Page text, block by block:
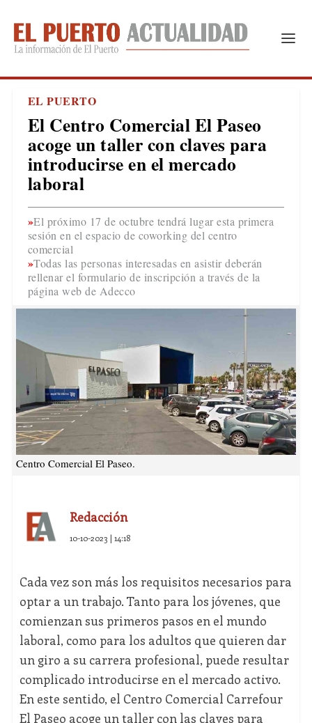
EL PUERTO
El Centro Comercial El Paseo
acoge un taller con claves para
introducirse en el mercado
laboral
El próximo 17 de octubre tendrá lugar esta primera
sesión en el espacio de coworking del centro
comercial
Todas las personas interesadas en asistir deberán
rellenar el formulario de inscripción a través de la
página web de Adecco
Centro Comercial El Paseo.
Redacción
10-10-2023 | 14:18
Cada vez son más los requisitos necesarios para
optar a un trabajo. Tanto para los jóvenes, que
comienzan sus primeros pasos en el mundo
laboral, como para los adultos que quieren dar
un giro a su carrera profesional, puede resultar
complicado introducirse en el mercado activo.
En este sentido, el Centro Comercial Carrefour
El Paseo acoge un taller con las claves para